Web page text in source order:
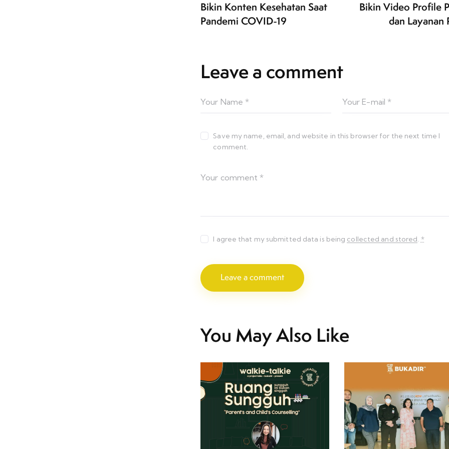
Bikin Konten Kesehatan Saat
Pandemi COVID-19
Bikin Video Profile
dan Layanan
Leave a comment
Save my name, email, and website in this browser for the next time I
comment.
I agree that my submitted data is being collected and stored. *
You May Also Like